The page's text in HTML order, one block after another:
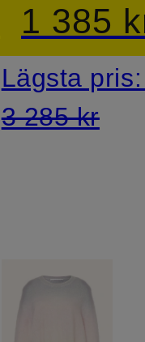
1 385
Lägsta
3 285 kr